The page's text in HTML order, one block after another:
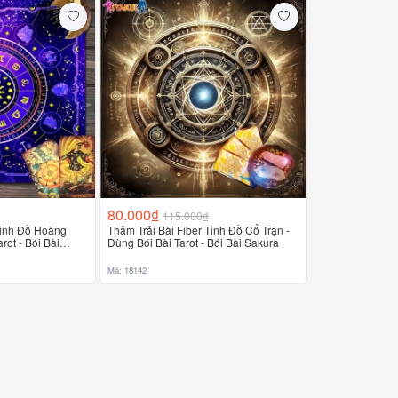
Đồ Hoàng
- Bói Bài
80.000₫115.000₫
Thảm Trải Bài Fiber Tinh Đồ Cổ Trận -
Dùng Bói Bài Tarot - Bói Bài Sakura
Mã: 18142